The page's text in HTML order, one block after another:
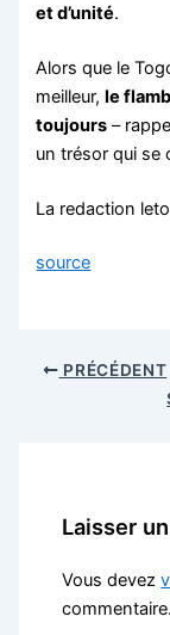
et d’unité.
Alors que le
meilleur,le
toujours –
un trésor qui se
La redaction
source
PRÉCÉDENT
Laisser
Vous devez
commentaire.